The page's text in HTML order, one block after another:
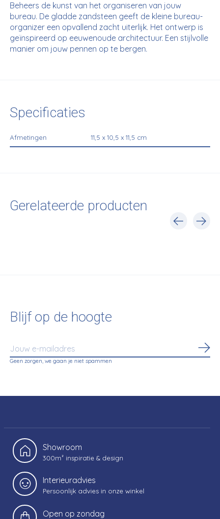
Beheers de kunst van het organiseren van jouw
bureau. De gladde zandsteen geeft de kleine bureau-
organizer een opvallend zacht uiterlijk. Het ontwerp is
geïnspireerd op eeuwenoude architectuur. Een stijlvolle
manier om jouw pennen op te bergen.
Specificaties
Afmetingen 11,5 x 10,5 x 11,5 cm
Gerelateerde producten
Blijf op de hoogte
Geen zorgen, we gaan je niet spammen
Showroom
300m² inspiratie & design
Interieuradvies
Persoonlijk advies in onze winkel
Open op zondag